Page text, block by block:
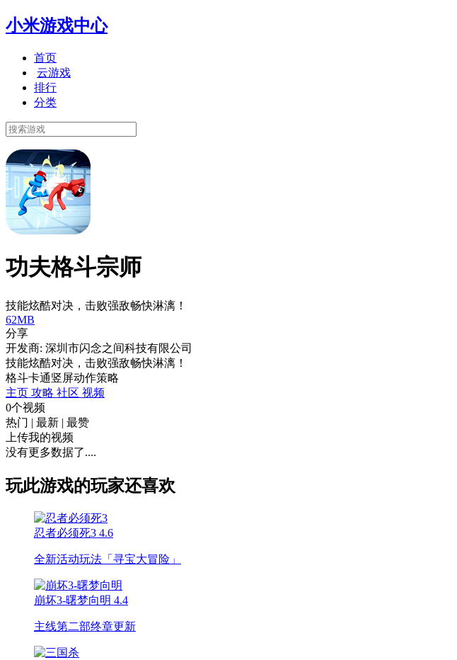
小米游戏中心
首页
云游戏
排行
分类
功夫格斗宗师
技能炫酷对决，击败强敌畅快淋漓！
62MB
分享
开发商: 深圳市闪念之间科技有限公司
技能炫酷对决，击败强敌畅快淋漓！
格斗卡通竖屏动作策略
主页 攻略 社区 视频
0个视频
热门 | 最新 | 最赞
上传我的视频
没有更多数据了....
玩此游戏的玩家还喜欢
忍者必须死3 4.6
全新活动玩法「寻宝大冒险」
崩坏3-曙梦向明 4.4
主线第二部终章更新